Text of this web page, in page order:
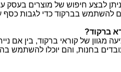
לבצע חיפוש של מוצרים בעסק
להשתמש בברקוד כדי לגבות כסף
ברקוד?
מגוון של קוראי ברקוד, בין אם
בחנות, והם יוכלו להשתמש